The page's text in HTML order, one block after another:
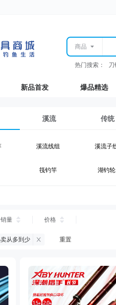
商品
热门搜索：
新品首发 爆品精选
溪流 传统
溪流线组 溪流子
筏钓竿 湖钓轮
台钓钩
台钓装备
黑坑网
雷强竿
销量 价格
从多到少 重置